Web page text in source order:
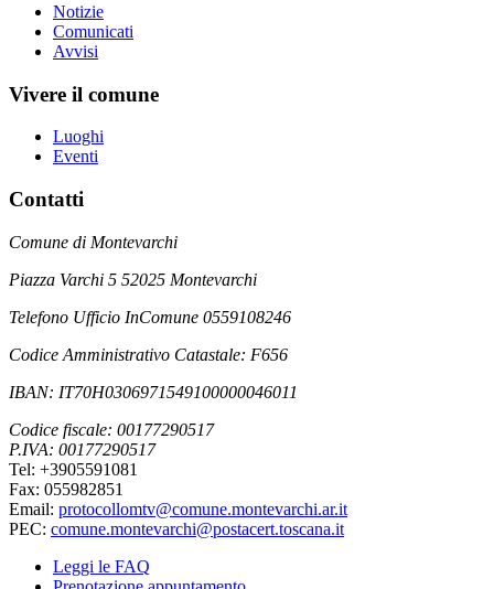
Notizie
Comunicati
Avvisi
Vivere il comune
Luoghi
Eventi
Contatti
Comune di Montevarchi
Piazza Varchi 5 52025 Montevarchi
Telefono Ufficio InComune 0559108246
Codice Amministrativo Catastale: F656
IBAN: IT70H0306971549100000046011
Codice fiscale: 00177290517
P.IVA: 00177290517
Tel: +3905591081
Fax: 055982851
Email: protocollomtv@comune.montevarchi.ar.it
PEC: comune.montevarchi@postacert.toscana.it
Leggi le FAQ